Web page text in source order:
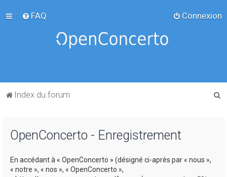
FAQ Connexion
Index du forum
OpenConcerto - Enregistrement
En accédant à « OpenConcerto » (désigné ci-après par « nous »,
« notre », « nos », « OpenConcerto »,